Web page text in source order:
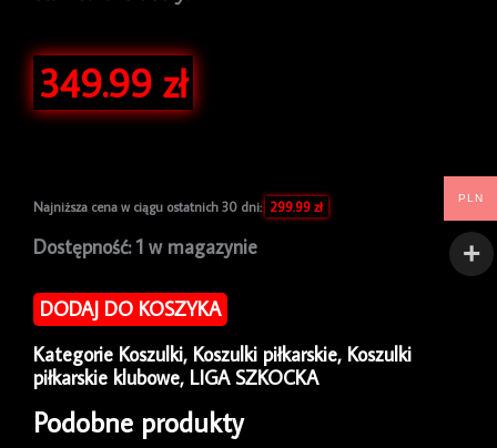
349.99 zł
Najniższa cena w ciągu ostatnich 30 dni: 299.99 zł
Dostępność: 1 w magazynie
ilość
piłkarska
Celtic
2008/09
Home
Nike
[L]
DODAJ DO KOSZYKA
Kategorie Koszulki, Koszulki piłkarskie, Koszulki
piłkarskie klubowe, LIGA SZKOCKA
Podobne produkty
PLN